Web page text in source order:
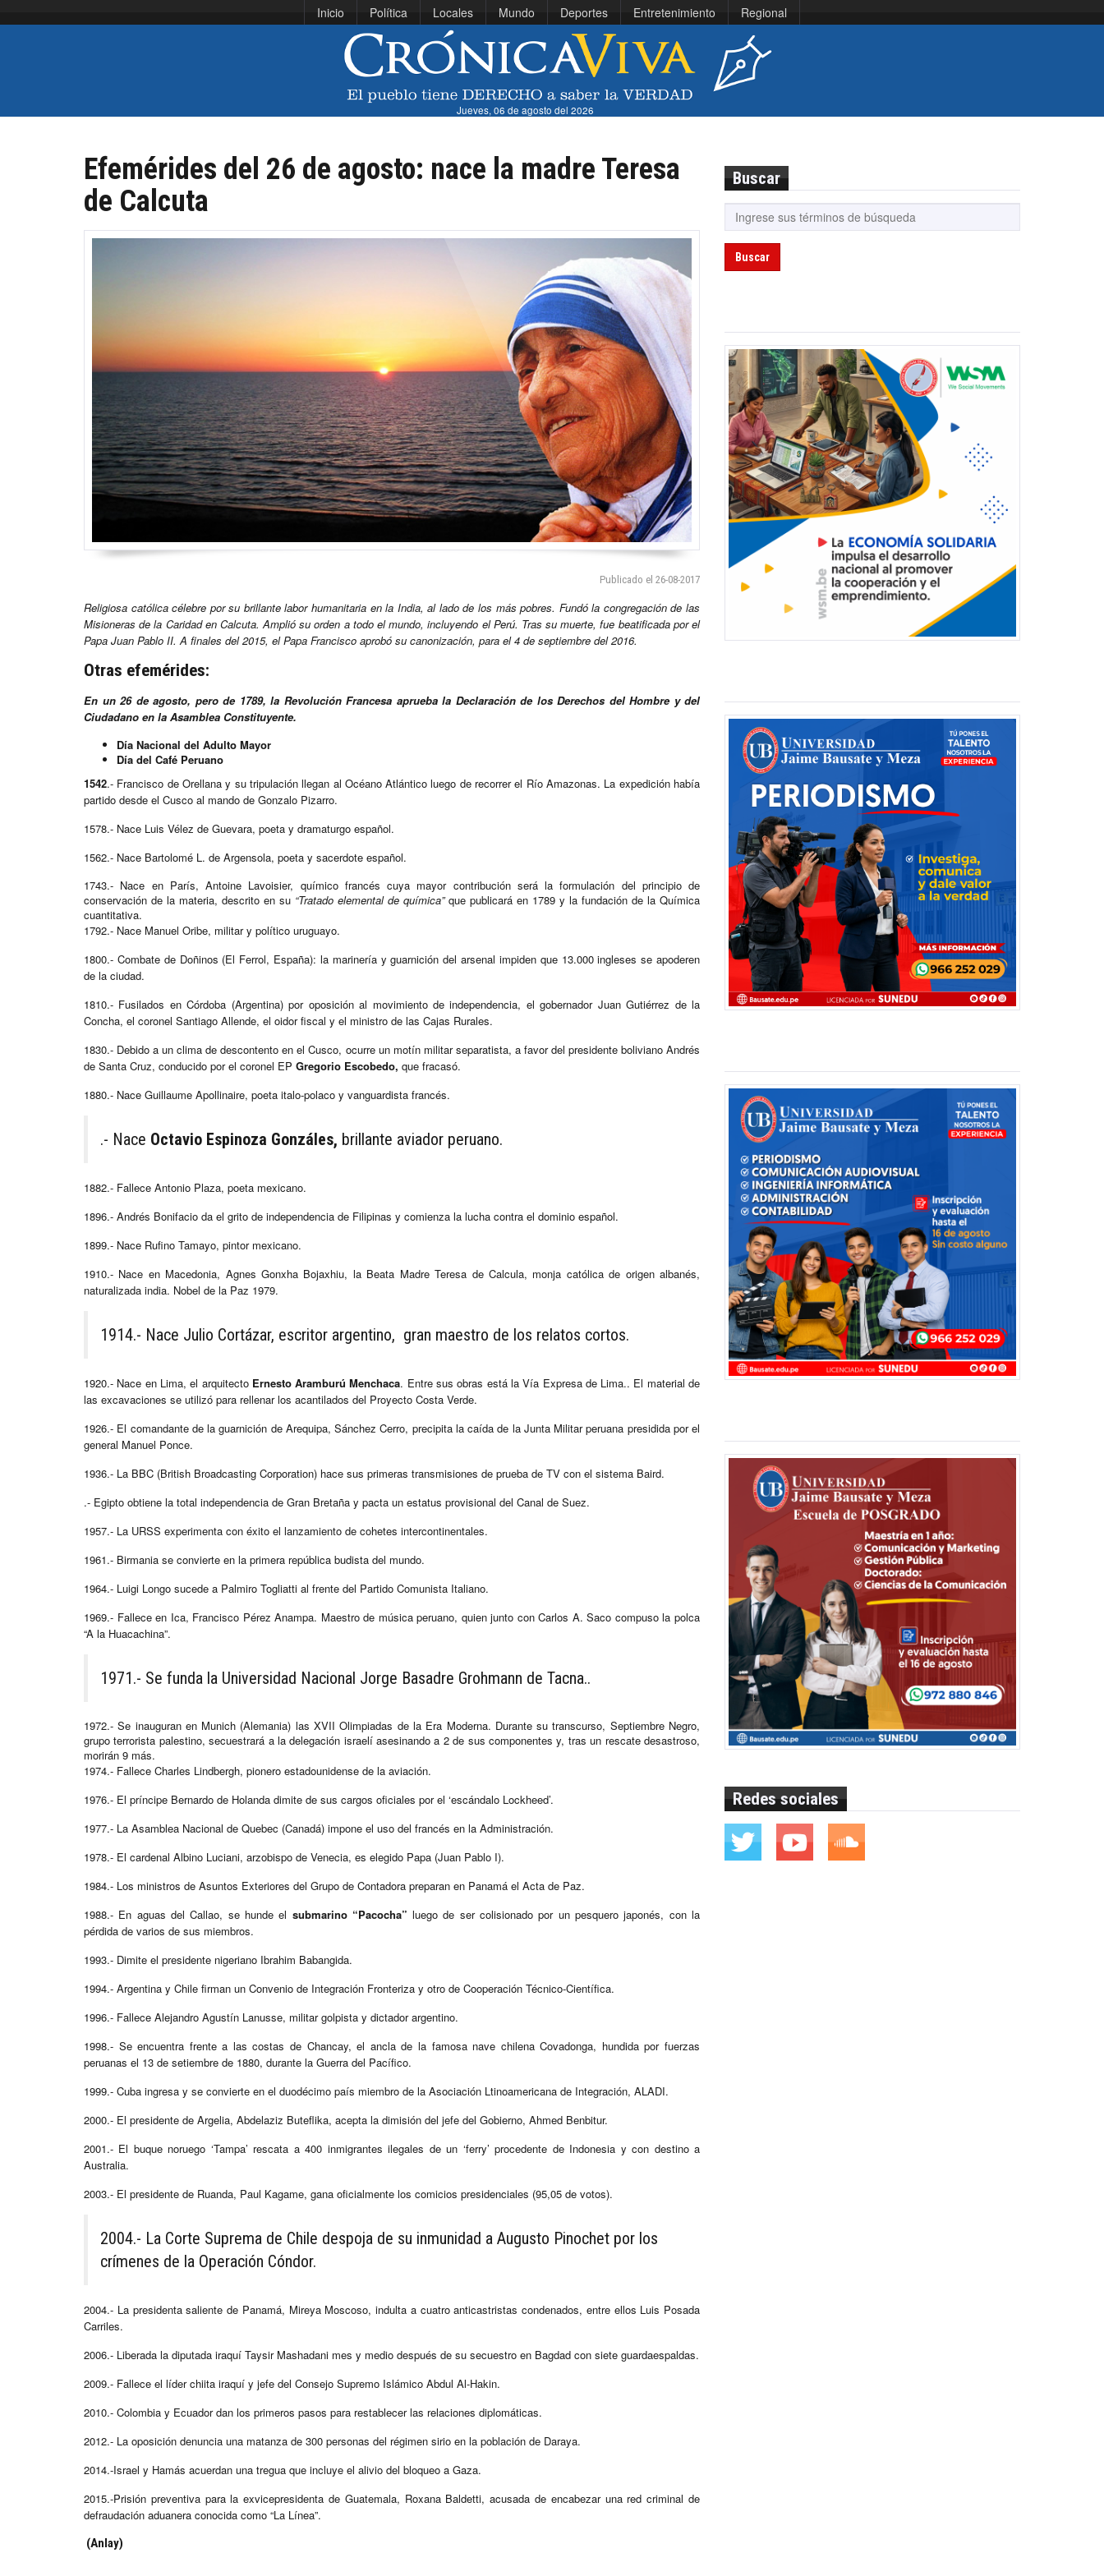
Inicio Política Locales Mundo Deportes Entretenimiento Regional
Jueves, 06 de agosto del 2026
Efemérides del 26 de agosto: nace la madre Teresa
de Calcuta
Publicado el 26-08-2017
Religiosa católica célebre por su brillante labor humanitaria en la India, al lado de los más pobres. Fundó la congregación de las
Misioneras de la Caridad en Calcuta. Amplió su orden a todo el mundo, incluyendo el Perú. Tras su muerte, fue beatificada por el
Papa Juan Pablo II. A finales del 2015, el Papa Francisco aprobó su canonización, para el 4 de septiembre del 2016.
Otras efemérides:
En un 26 de agosto, pero de 1789, la Revolución Francesa aprueba la Declaración de los Derechos del Hombre y del
Ciudadano en la Asamblea Constituyente.
Día Nacional del Adulto Mayor
Día del Café Peruano
1542.- Francisco de Orellana y su tripulación llegan al Océano Atlántico luego de recorrer el Río Amazonas. La expedición había
partido desde el Cusco al mando de Gonzalo Pizarro.
1578.- Nace Luis Vélez de Guevara, poeta y dramaturgo español.
1562.- Nace Bartolomé L. de Argensola, poeta y sacerdote español.
1743.- Nace en París, Antoine Lavoisier, químico francés cuya mayor contribución será la formulación del principio de
conservación de la materia, descrito en su “Tratado elemental de química”que publicará en 1789 y la fundación de la Química
cuantitativa.
1792.- Nace Manuel Oribe, militar y político uruguayo.
1800.- Combate de Doñinos (El Ferrol, España): la marinería y guarnición del arsenal impiden que 13.000 ingleses se apoderen
de la ciudad.
1810.- Fusilados en Córdoba (Argentina) por oposición al movimiento de independencia, el gobernador Juan Gutiérrez de la
Concha, el coronel Santiago Allende, el oidor fiscal y el ministro de las Cajas Rurales.
1830.- Debido a un clima de descontento en el Cusco, ocurre un motín militar separatista, a favor del presidente boliviano Andrés
de Santa Cruz, conducido por el coronel EP Gregorio Escobedo, que fracasó.
1880.- Nace Guillaume Apollinaire, poeta italo-polaco y vanguardista francés.
.- Nace Octavio Espinoza Gonzáles, brillante aviador peruano.
1882.- Fallece Antonio Plaza, poeta mexicano.
1896.- Andrés Bonifacio da el grito de independencia de Filipinas y comienza la lucha contra el dominio español.
1899.- Nace Rufino Tamayo, pintor mexicano.
1910.- Nace en Macedonia, Agnes Gonxha Bojaxhiu, la Beata Madre Teresa de Calcula, monja católica de origen albanés,
naturalizada india. Nobel de la Paz 1979.
1914.- Nace Julio Cortázar, escritor argentino, gran maestro de los relatos cortos.
1920.- Nace en Lima, el arquitecto Ernesto Aramburú Menchaca. Entre sus obras está la Vía Expresa de Lima.. El material de
las excavaciones se utilizó para rellenar los acantilados del Proyecto Costa Verde.
1926.- El comandante de la guarnición de Arequipa, Sánchez Cerro, precipita la caída de la Junta Militar peruana presidida por el
general Manuel Ponce.
1936.- La BBC (British Broadcasting Corporation) hace sus primeras transmisiones de prueba de TV con el sistema Baird.
.- Egipto obtiene la total independencia de Gran Bretaña y pacta un estatus provisional del Canal de Suez.
1957.- La URSS experimenta con éxito el lanzamiento de cohetes intercontinentales.
1961.- Birmania se convierte en la primera república budista del mundo.
1964.- Luigi Longo sucede a Palmiro Togliatti al frente del Partido Comunista Italiano.
1969.- Fallece en Ica, Francisco Pérez Anampa. Maestro de música peruano, quien junto con Carlos A. Saco compuso la polca
“A la Huacachina”.
1971.- Se funda la Universidad Nacional Jorge Basadre Grohmann de Tacna..
1972.- Se inauguran en Munich (Alemania) las XVII Olimpiadas de la Era Moderna. Durante su transcurso, Septiembre Negro,
grupo terrorista palestino, secuestrará a la delegación israelí asesinando a 2 de sus componentes y, tras un rescate desastroso,
morirán 9 más.
1974.- Fallece Charles Lindbergh, pionero estadounidense de la aviación.
1976.- El príncipe Bernardo de Holanda dimite de sus cargos oficiales por el ‘escándalo Lockheed’.
1977.- La Asamblea Nacional de Quebec (Canadá) impone el uso del francés en la Administración.
1978.- El cardenal Albino Luciani, arzobispo de Venecia, es elegido Papa (Juan Pablo I).
1984.- Los ministros de Asuntos Exteriores del Grupo de Contadora preparan en Panamá el Acta de Paz.
1988.- En aguas del Callao, se hunde el submarino “Pacocha” luego de ser colisionado por un pesquero japonés, con la
pérdida de varios de sus miembros.
1993.- Dimite el presidente nigeriano Ibrahim Babangida.
1994.- Argentina y Chile firman un Convenio de Integración Fronteriza y otro de Cooperación Técnico-Científica.
1996.- Fallece Alejandro Agustín Lanusse, militar golpista y dictador argentino.
1998.- Se encuentra frente a las costas de Chancay, el ancla de la famosa nave chilena Covadonga, hundida por fuerzas
peruanas el 13 de setiembre de 1880, durante la Guerra del Pacífico.
1999.- Cuba ingresa y se convierte en el duodécimo país miembro de la Asociación Ltinoamericana de Integración, ALADI.
2000.- El presidente de Argelia, Abdelaziz Buteflika, acepta la dimisión del jefe del Gobierno, Ahmed Benbitur.
2001.- El buque noruego ‘Tampa’ rescata a 400 inmigrantes ilegales de un ‘ferry’ procedente de Indonesia y con destino a
Australia.
2003.- El presidente de Ruanda, Paul Kagame, gana oficialmente los comicios presidenciales (95,05 de votos).
2004.- La Corte Suprema de Chile despoja de su inmunidad a Augusto Pinochet por los
crímenes de la Operación Cóndor.
2004.- La presidenta saliente de Panamá, Mireya Moscoso, indulta a cuatro anticastristas condenados, entre ellos Luis Posada
Carriles.
2006.- Liberada la diputada iraquí Taysir Mashadani mes y medio después de su secuestro en Bagdad con siete guardaespaldas.
2009.- Fallece el líder chiita iraquí y jefe del Consejo Supremo Islámico Abdul Al-Hakin.
2010.- Colombia y Ecuador dan los primeros pasos para restablecer las relaciones diplomáticas.
2012.- La oposición denuncia una matanza de 300 personas del régimen sirio en la población de Daraya.
2014.-Israel y Hamás acuerdan una tregua que incluye el alivio del bloqueo a Gaza.
2015.-Prisión preventiva para la exvicepresidenta de Guatemala, Roxana Baldetti, acusada de encabezar una red criminal de
defraudación aduanera conocida como “La Línea”.
(Anlay)
Buscar
Buscar
Redes sociales